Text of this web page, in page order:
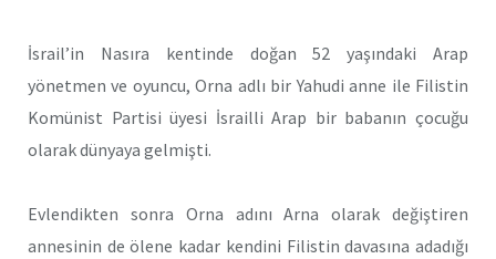
İsrail’in Nasıra kentinde doğan 52 yaşındaki Arap
yönetmen ve oyuncu, Orna adlı bir Yahudi anne ile Filistin
Komünist Partisi üyesi İsrailli Arap bir babanın çocuğu
olarak dünyaya gelmişti.
Evlendikten sonra Orna adını Arna olarak değiştiren
annesinin de ölene kadar kendini Filistin davasına adadığı